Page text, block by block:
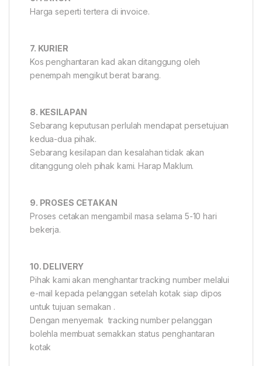
Harga seperti tertera di invoice.
7. KURIER
Kos penghantaran kad akan ditanggung oleh
penempah mengikut berat barang.
8. KESILAPAN
Sebarang keputusan perlulah mendapat persetujuan
kedua-dua pihak.
Sebarang kesilapan dan kesalahan tidak akan
ditanggung oleh pihak kami. Harap Maklum.
9. PROSES CETAKAN
Proses cetakan mengambil masa selama 5-10 hari
bekerja.
10. DELIVERY
Pihak kami akan menghantar tracking number melalui
e-mail kepada pelanggan setelah kotak siap dipos
untuk tujuan semakan .
Dengan menyemak tracking number pelanggan
bolehla membuat semakkan status penghantaran
kotak